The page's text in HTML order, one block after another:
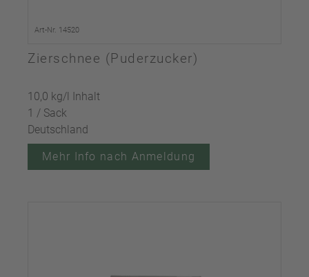
Art-Nr. 14520
Zierschnee (Puderzucker)
10,0 kg/l Inhalt
1 / Sack
Deutschland
Mehr Info nach Anmeldung